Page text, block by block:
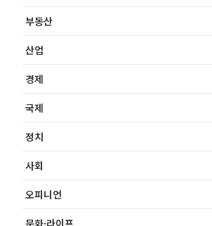
부동산
산업
경제
국제
정치
사회
오피니언
문화·라이프